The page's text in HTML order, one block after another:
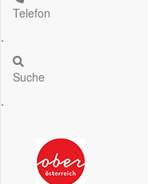
Telefon
.
Suche
.